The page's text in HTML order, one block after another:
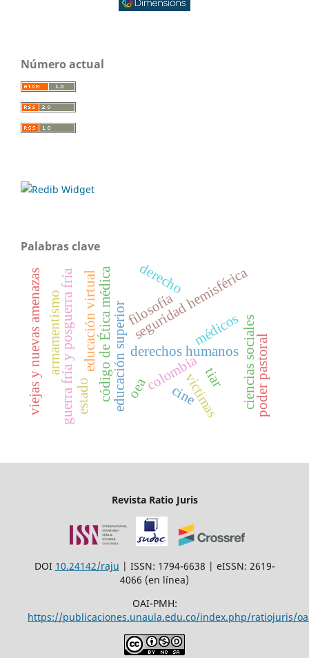
Número actual
Palabras clave
derechos humanos
médicos
código de Ética médica colombia
educación superior
educación virtual ciencias sociales
seguridad hemisférica
guerra fría y posguerra fría
armamentismo
viejas y nuevas amenazas tiar
oea poder pastoral
estado
filosofía
victimas
cine
derecho
Revista Ratio Juris
DOI 10.24142/raju | ISSN: 1794-6638 | eISSN: 2619-
4066 (en línea)
OAI-PMH:
https://publicaciones.unaula.edu.co/index.php/ratiojuris/